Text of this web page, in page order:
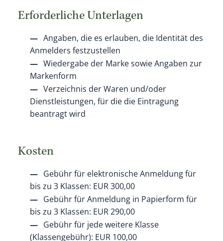
Erforderliche Unterlagen
Angaben, die es erlauben, die Identität des
Anmelders festzustellen
Wiedergabe der Marke sowie Angaben zur
Markenform
Verzeichnis der Waren und/oder
Dienstleistungen, für die die Eintragung
beantragt wird
Kosten
Gebühr für elektronische Anmeldung für
bis zu 3 Klassen: EUR 300,00
Gebühr für Anmeldung in Papierform für
bis zu 3 Klassen: EUR 290,00
Gebühr für jede weitere Klasse
(Klassengebühr): EUR 100,00